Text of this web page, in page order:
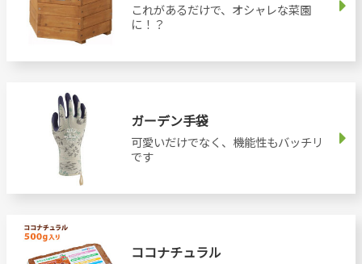
これがあるだけで、オシャレな菜園
に！？
ガーデン手袋
可愛いだけでなく、機能性もバッチリ
です
ココナチュラル